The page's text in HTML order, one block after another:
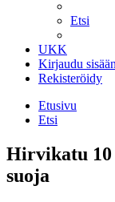
Etsi
UKK
Kirjaudu
Rekisteröidy
Etusivu
Etsi
Hirvikatu 10
suoja